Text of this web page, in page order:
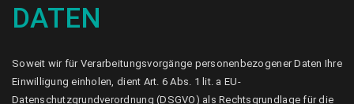
DATEN
Soweit wir für Verarbeitungsvorgänge personenbezogener Daten Ihre
Einwilligung einholen, dient Art. 6 Abs. 1 lit. a EU-
Datenschutzgrundverordnung (DSGVO) als Rechtsgrundlage für die